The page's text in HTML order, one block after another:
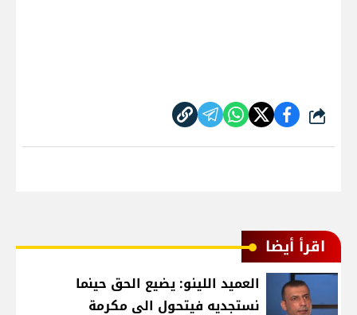
شارك
اقرأ أيضا
العميد اللينو: يضيع الحق حينما
نستجديه فيتحول الى مكرمة